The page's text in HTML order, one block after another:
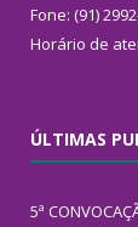
Fone: (91)
Horário de
ÚLTIMAS
5ª